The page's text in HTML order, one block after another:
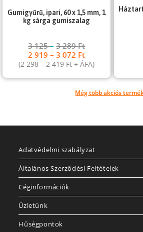
Gumigyűrű, ipari, 60 x 1,5 mm, 1
kg sárga gumiszalag
3 125–3 289Ft
2 919–3 072 Ft
(2 298–2 419 Ft + ÁFA)
Még több akciós
Adatvédelmi szabályzat
Általános Szerződési Feltételek
Céginformációk
Üzletünk
Hűségpontok